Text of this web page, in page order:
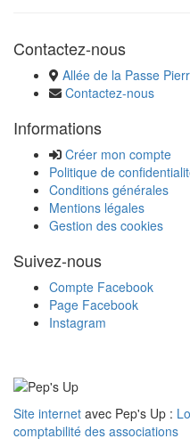
Contactez-nous
Allée de la Passe
Contactez-nous
Informations
Créer mon compte
Politique de
Conditions générales
Mentions légales
Gestion des cookies
Suivez-nous
Compte Facebook
Page Facebook
Instagram
Site internet avec Pep's Up :
comptabilité des associations